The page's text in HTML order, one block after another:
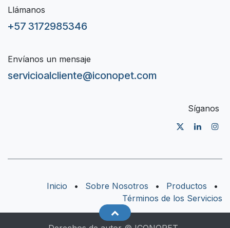
Llámanos
+57 3172985346
Envíanos un mensaje
servicioalcliente@iconopet.com
Síganos
Inicio • Sobre Nosotros • Productos
•
Términos de los Servicios